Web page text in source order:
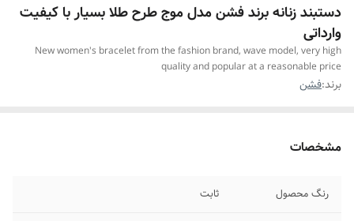
دستبند زنانه برند فشن مدل موج طرح طلا بسیار با کیفیت
وارداتی
New women's bracelet from the fashion brand, wave model, very high
quality and popular at a reasonable price
برند:فشن
مشخصات
رنگ محصول ثابت